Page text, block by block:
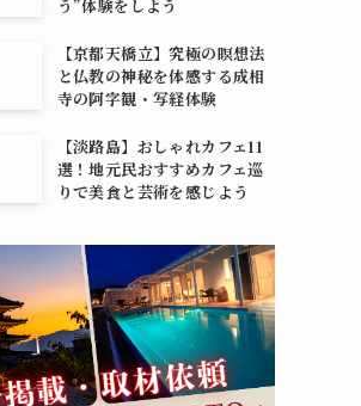
う”体験をしよう
【京都天橋立】究極の瞑想法
と仏教の神秘を体感する成相
寺の阿字観・写経体験
【淡路島】おしゃれカフェ11
選！地元民おすすめカフェ巡
りで美食と芸術を感じよう